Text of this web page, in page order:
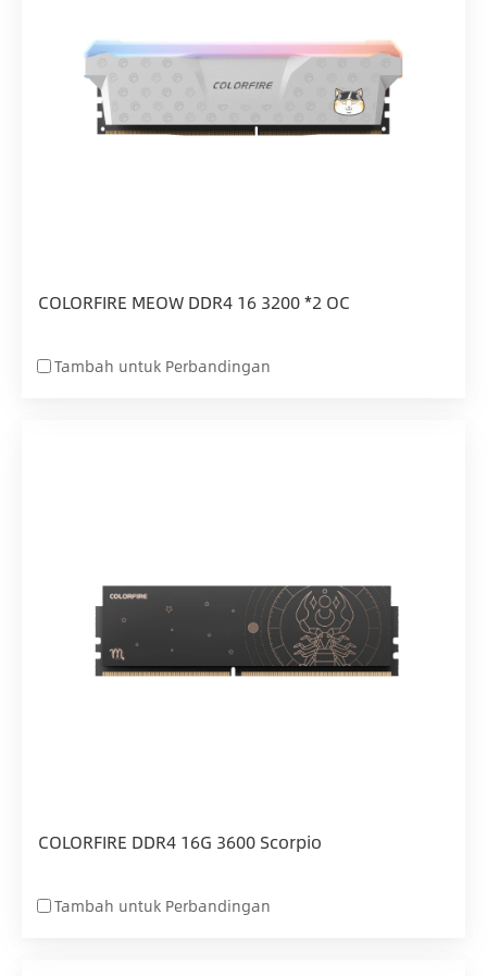
COLORFIRE MEOW DDR4 16 3200 *2 OC
Tambah untuk Perbandingan
COLORFIRE DDR4 16G 3600 Scorpio
Tambah untuk Perbandingan